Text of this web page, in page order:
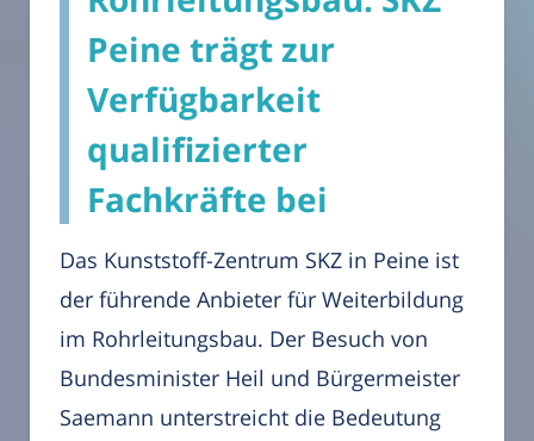
Peine trägt zur
Verfügbarkeit
qualifizierter
Fachkräfte bei
Das Kunststoff-Zentrum SKZ in Peine ist
der führende Anbieter für Weiterbildung
im Rohrleitungsbau. Der Besuch von
Bundesminister Heil und Bürgermeister
Saemann unterstreicht die Bedeutung